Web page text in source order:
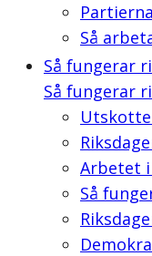
Så
Så fungerar
Så fungerar
Arbetet
Så